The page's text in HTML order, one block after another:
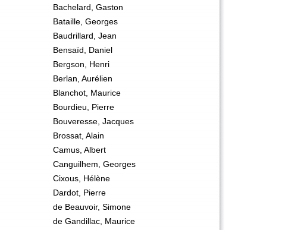
Bachelard, Gaston
Bataille, Georges
Baudrillard, Jean
Bensaïd, Daniel
Bergson, Henri
Berlan, Aurélien
Blanchot, Maurice
Bourdieu, Pierre
Bouveresse, Jacques
Brossat, Alain
Camus, Albert
Canguilhem, Georges
Cixous, Hélène
Dardot, Pierre
de Beauvoir, Simone
de Gandillac, Maurice